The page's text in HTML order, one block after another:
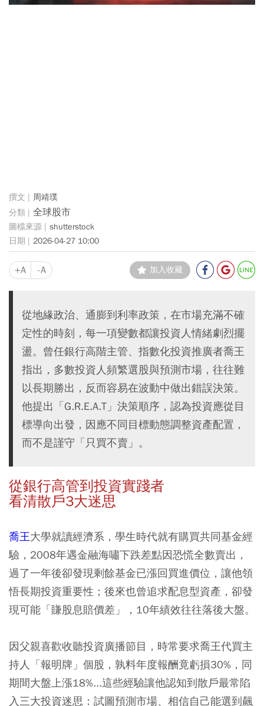
周靖璞
全球股市
shutterstock
2026-04-27 10:00
+A -A 加入收藏
從地緣政治、通膨到利率政策，在市場充滿不確
定性的時刻，每一項變數都讓投資人情緒劇烈擺
盪。曾任銀行高階主管、指數化投資推廣者喬王
指出，多數投資人頻繁選股與預測市場，往往難
以長期勝出，反而容易在波動中做出錯誤決策。
他提出「G.R.E.A.T」決策順序，認為投資應從目
標導向出發，因應不同目標動態調整資產配置，
而不是謹守「只買不賣」。
從銀行高管到投資實踐者
看清散戶3大迷思
喬王大學就讀經濟系，學生時代就有購買共同基金經
驗，2008年遇金融海嘯下跌差點因恐慌全數賣出，
過了一年後卻發現剩餘基金已漲回買進價位，讓他領
悟長期投資重要性；後來也曾追求配息型資產，卻發
現可能「賺股息賠價差」，10年績效往往落後大盤。
因父親喜歡收聽投資廣播節目，時常要求喬王代買主
持人「報明牌」個股，孰料年度報酬竟虧損30%，同
期間大盤上漲18%...這些經驗讓他認知到散戶最常陷
入三大投資迷思：試圖預測市場、相信自己能選到飆